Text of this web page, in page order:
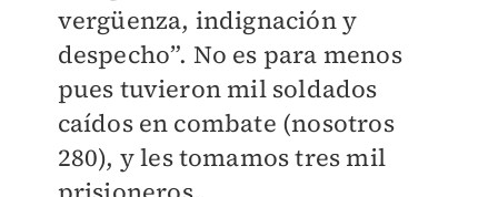
vergüenza, indignación y
despecho”. No es para menos
pues tuvieron mil soldados
caídos en combate (nosotros
280), y les tomamos tres mil